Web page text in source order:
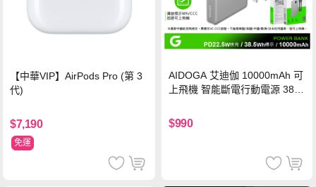
【中華VIP】AirPods Pro (第 3
代)
$7,190
免運
AIDOGA 艾迪伽 10000mAh 可
上飛機 智能斷電行動電源 38.5
灣BSMI/中國CCC/歐美CE/FCC
認證
$990